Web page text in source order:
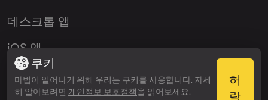
데스크톱 앱
iOS 앱
Android 앱
쿠키
마법이 일어나기 위해 우리는 쿠키를 사용합니다. 자세
히 알아보려면 개인정보 보호정책을 읽어보세요.
허
락